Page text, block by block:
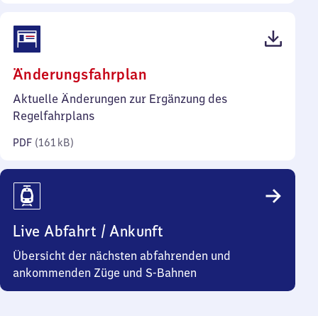
Änderungsfahrplan
161
Aktuelle Änderungen zur Ergänzung des
Regelfahrplans
PDF (161 kB)
Live Abfahrt / Ankunft
Übersicht der nächsten abfahrenden und
ankommenden Züge und S-Bahnen